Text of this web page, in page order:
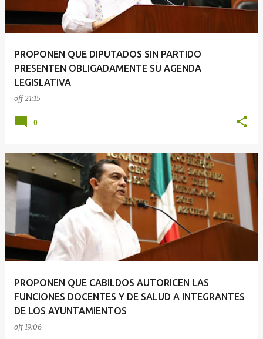
a
d
PROPONEN QUE DIPUTADOS SIN PARTIDO
PRESENTEN OBLIGADAMENTE SU AGENDA
LEGISLATIVA
off21:15
0
PROPONEN QUE CABILDOS AUTORICEN LAS
FUNCIONES DOCENTES Y DE SALUD A INTEGRANTES
DE LOS AYUNTAMIENTOS
off19:06